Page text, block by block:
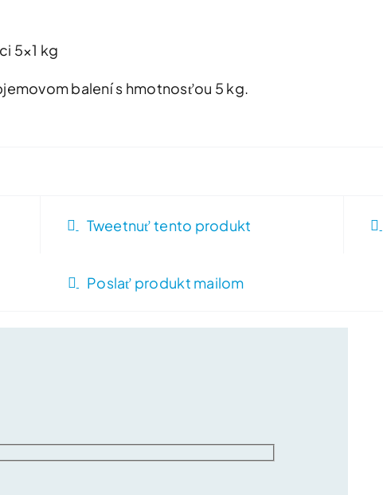
5×1 kg
balení s hmotnosťou 5 kg.
Tweetnuť tento produkt
Poslať produkt mailom